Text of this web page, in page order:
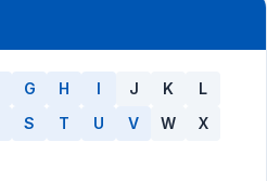
G H I J K
L
S T U V W
X